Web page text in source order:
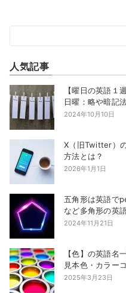
人気記事
【曜日の英語
日曜：略や暗記
2024年10月10日
X（旧Twitter）
方法とは？
2026年1月1日
五角形は英語で
など多角形の英
2024年11月21日
【色】の英語名
見本色・カラー
2025年3月23日